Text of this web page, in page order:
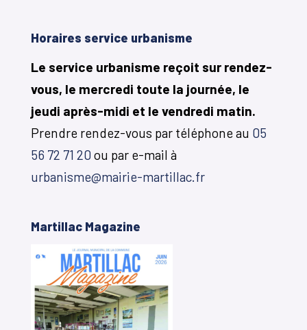
Horaires service urbanisme
Le service urbanisme reçoit sur rendez-
vous, le mercredi toute la journée, le
jeudi après-midi et le vendredi matin.
Prendre rendez-vous par téléphone au 05
56 72 71 20 ou par e-mail à
urbanisme@mairie-martillac.fr
Martillac Magazine